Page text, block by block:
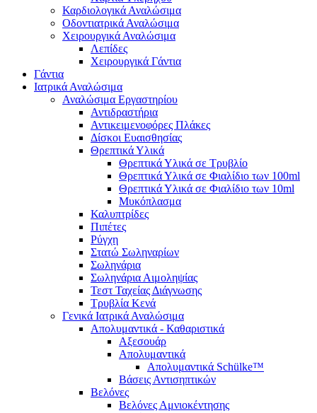
Καρδιολογικά Αναλώσιμα
Οδοντιατρικά Αναλώσιμα
Χειρουργικά Αναλώσιμα
Λεπίδες
Χειρουργικά Γάντια
Γάντια
Ιατρικά Αναλώσιμα
Αναλώσιμα Εργαστηρίου
Αντιδραστήρια
Αντικειμενοφόρες Πλάκες
Δίσκοι Ευαισθησίας
Θρεπτικά Υλικά
Θρεπτικά Υλικά σε Τρυβλίο
Θρεπτικά Υλικά σε Φιαλίδιο των 100ml
Θρεπτικά Υλικά σε Φιαλίδιο των 10ml
Μυκόπλασμα
Καλυπτρίδες
Πιπέτες
Ρύγχη
Στατώ Σωληναρίων
Σωληνάρια
Σωληνάρια Αιμοληψίας
Τεστ Ταχείας Διάγνωσης
Τρυβλία Κενά
Γενικά Ιατρικά Αναλώσιμα
Απολυμαντικά - Καθαριστικά
Αξεσουάρ
Απολυμαντικά
Απολυμαντικά Schülke™
Βάσεις Αντισηπτικών
Βελόνες
Βελόνες Αμνιοκέντησης